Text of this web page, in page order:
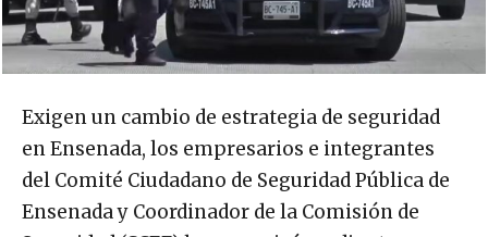
Exigen un cambio de estrategia de seguridad
en Ensenada, los empresarios e integrantes
del Comité Ciudadano de Seguridad Pública de
Ensenada y Coordinador de la Comisión de